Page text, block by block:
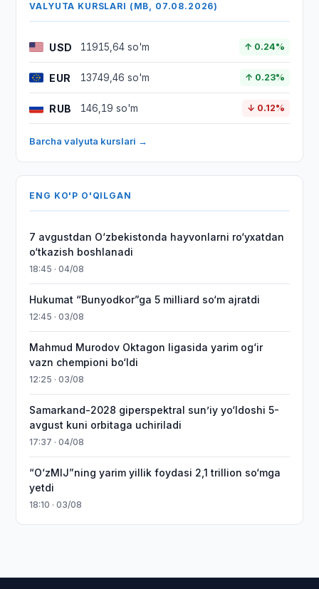
VALYUTA KURSLARI (MB, 07.08.2026)
USD 11915,64 so'm ↑ 0.24%
EUR 13749,46 so'm ↑ 0.23%
RUB 146,19 so'm ↓ 0.12%
Barcha valyuta kurslari →
ENG KO'P O'QILGAN
7 avgustdan O‘zbekistonda hayvonlarni ro‘yxatdan
o‘tkazish boshlanadi
18:45 · 04/08
Hukumat “Bunyodkor”ga 5 milliard so‘m ajratdi
12:45 · 03/08
Mahmud Murodov Oktagon ligasida yarim og‘ir
vazn chempioni bo‘ldi
12:25 · 03/08
Samarkand-2028 giperspektral sun’iy yo‘ldoshi 5-
avgust kuni orbitaga uchiriladi
17:37 · 04/08
“O‘zMIJ”ning yarim yillik foydasi 2,1 trillion so‘mga
yetdi
18:10 · 03/08